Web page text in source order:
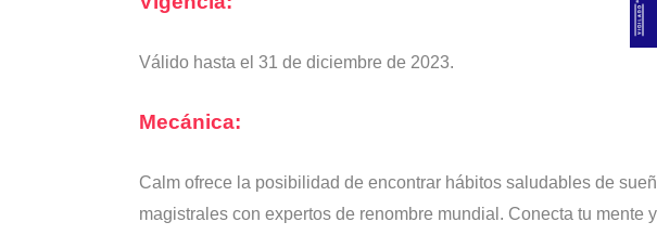
Válido hasta el 31 de diciembre de 2023.
Mecánica:
Calm ofrece la posibilidad de encontrar hábitos saludables de
magistrales con expertos de renombre mundial. Conecta tu